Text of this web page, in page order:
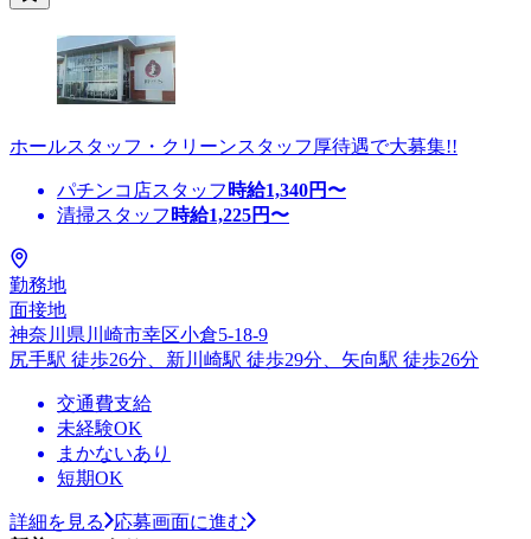
ホールスタッフ・クリーンスタッフ厚待遇で大募集!!
パチンコ店スタッフ 時給1,340円〜
清掃スタッフ 時給1,225円〜
勤務地
面接地
神奈川県川崎市幸区小倉5-18-9
尻手駅 徒歩26分、新川崎駅 徒歩29分、矢向駅 徒歩26分
交通費支給
未経験OK
まかないあり
短期OK
詳細を見る
応募画面に進む